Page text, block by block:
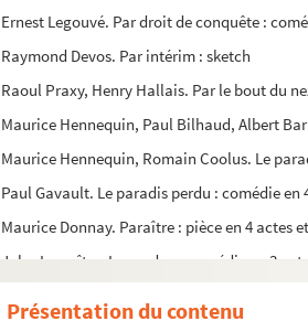
Ernest Legouvé. Par droit de conquête :
Raymond Devos. Par intérim : sketch
Raoul Praxy, Henry Hallais. Par le bout du
Maurice Hennequin, Paul Bilhaud, Albert
Maurice Hennequin, Romain Coolus. Le
Paul Gavault. Le paradis perdu : comédie en
Maurice Donnay. Paraître : pièce en 4 actes
Jules Lemaître. Le pardon : comédie en 3
Présentation du contenu